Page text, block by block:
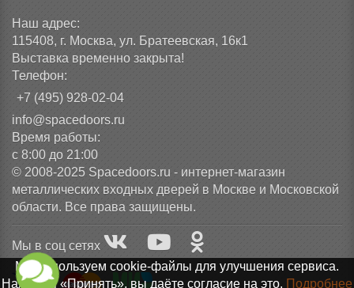
Наш адрес:
115408, г. Москва, ул. Братеевская, 16к1
Выставка временно закрыта!
Телефон:
+7 (495) 928-02-04
info@spacedoors.ru
Время работы:
с 8:00 до 21:00
© 2008-2025 Spacedoors.ru - интернет-магазин
металлических входных дверей в Москве и Московской
области. Все права защищены.
Мы в соц сетях
Мы используем cookie-файлы для улучшения сервиса.
Нажимая «Принять», вы даёте согласие на это. Подробнее